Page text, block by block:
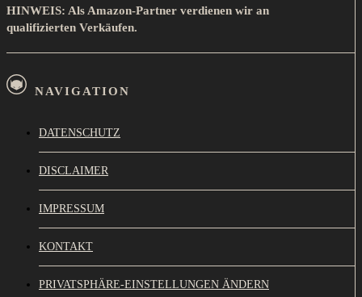
HINWEIS: Als Amazon-Partner verdienen wir an
qualifizierten Verkäufen.
NAVIGATION
DATENSCHUTZ
DISCLAIMER
IMPRESSUM
KONTAKT
PRIVATSPHÄRE-EINSTELLUNGEN ÄNDERN